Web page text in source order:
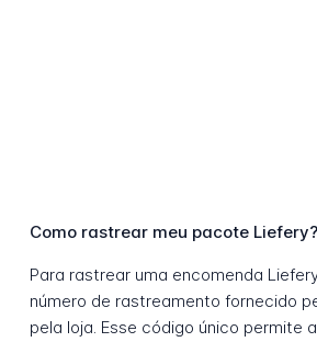
Como rastrear meu pacote Liefery?
Para rastrear uma encomenda
número de rastreamento fornecido
pela loja. Esse código único permite